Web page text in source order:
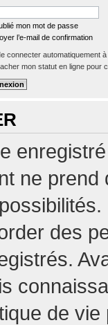
mon mot de passe
l’e-mail de confirmation
connecter automatiquement
mon statut en ligne pour
ne
des
de